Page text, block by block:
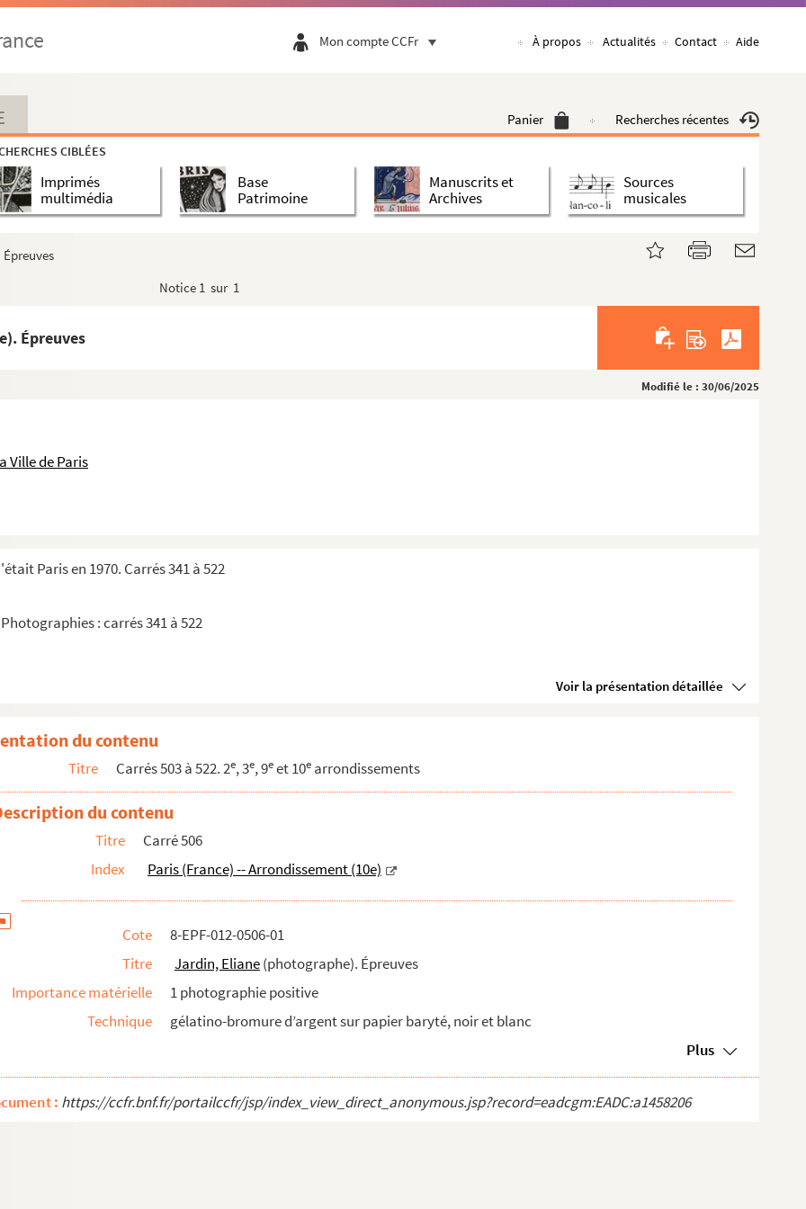
Mon compte CCFr À propos Actualités Contact Aide
Panier Recherches récentes
CIBLÉES
Imprimés
multimédia
Base
Patrimoine
Manuscrits et
Archives
Sources
musicales
Notice 1 sur 1
Épreuves
Modifié le : 30/06/2025
Ville de Paris
Paris en 1970. Carrés 341 à 522
: carrés 341 à 522
Voir la présentation détaillée
: feuille 30, carrés 503 à 522
du contenu
Titre Carrés 503 à 522. 2e, 3e, 9eet 10e arrondissements
du contenu
Titre
Carré 506
Index
Paris (France) -- Arrondissement (10e)
Cote
8-EPF-012-0506-01
Titre
Jardin, Eliane(photographe). Épreuves
Importance matérielle
1 photographie positive
Technique
gélatino-bromure d’argent sur papier baryté, noir et blanc
Plus
: https://ccfr.bnf.fr/portailccfr/jsp/index_view_direct_anonymous.jsp?record=eadcgm:EADC:a1458206